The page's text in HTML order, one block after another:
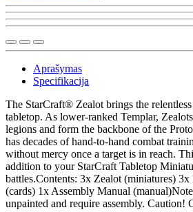
Aprašymas
Specifikacija
The StarCraft® Zealot brings the
tabletop. As lower-ranked Templar,
legions and form the backbone of the
has decades of hand-to-hand combat
without mercy once a target is in reach.
addition to your StarCraft Tabletop
battles.Contents: 3x Zealot (miniatures)
(cards) 1x Assembly Manual
unpainted and require assembly. Caution!